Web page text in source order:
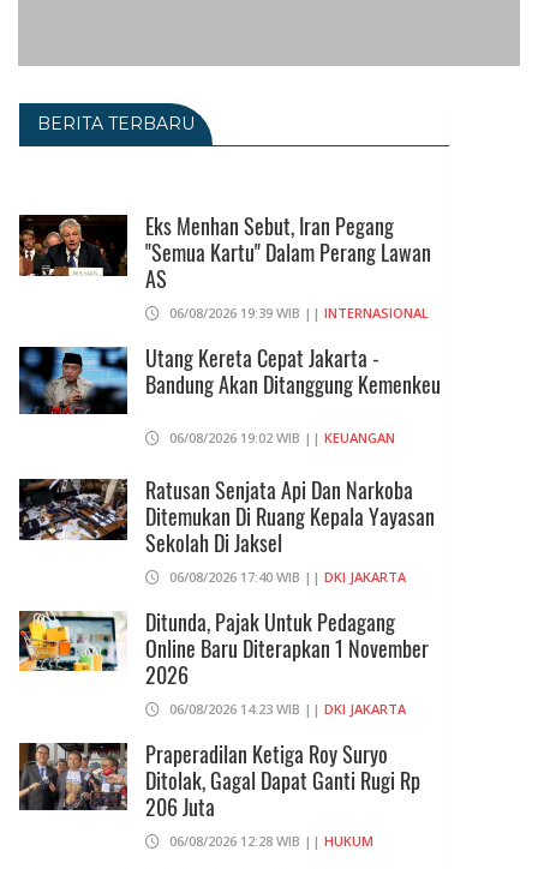
BERITA TERBARU
Eks Menhan Sebut, Iran Pegang
"Semua Kartu" Dalam Perang Lawan
AS
06/08/2026 19:39 WIB || INTERNASIONAL
Utang Kereta Cepat Jakarta -
Bandung Akan Ditanggung Kemenkeu
06/08/2026 19:02 WIB || KEUANGAN
Ratusan Senjata Api Dan Narkoba
Ditemukan Di Ruang Kepala Yayasan
Sekolah Di Jaksel
06/08/2026 17:40 WIB || DKI JAKARTA
Ditunda, Pajak Untuk Pedagang
Online Baru Diterapkan 1 November
2026
06/08/2026 14:23 WIB || DKI JAKARTA
Praperadilan Ketiga Roy Suryo
Ditolak, Gagal Dapat Ganti Rugi Rp
206 Juta
06/08/2026 12:28 WIB || HUKUM